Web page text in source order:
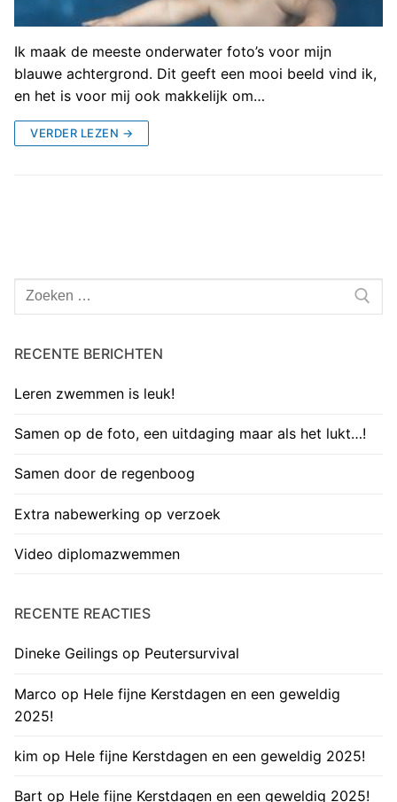
Ik maak de meeste onderwater foto’s voor mijn
blauwe achtergrond. Dit geeft een mooi beeld vind ik,
en het is voor mij ook makkelijk om…
VERDER LEZEN →
Zoeken
naar:
RECENTE BERICHTEN
Leren zwemmen is leuk!
Samen op de foto, een uitdaging maar als het lukt…!
Samen door de regenboog
Extra nabewerking op verzoek
Video diplomazwemmen
RECENTE REACTIES
Dineke Geilings op Peutersurvival
Marco op Hele fijne Kerstdagen en een geweldig
2025!
kim op Hele fijne Kerstdagen en een geweldig 2025!
Bart op Hele fijne Kerstdagen en een geweldig 2025!